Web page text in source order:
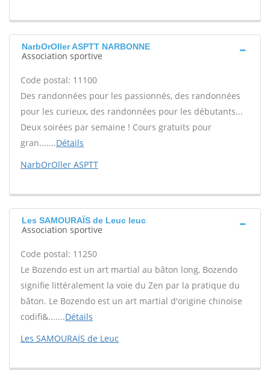
NarbOrOller ASPTT NARBONNE
Association sportive
Code postal: 11100
Des randonnées pour les passionnés, des randonnées
pour les curieux, des randonnées pour les débutants...
Deux soirées par semaine ! Cours gratuits pour
gran.......Détails
NarbOrOller ASPTT
Les SAMOURAÏS de Leuc leuc
Association sportive
Code postal: 11250
Le Bozendo est un art martial au bâton long, Bozendo
signifie littéralement la voie du Zen par la pratique du
bâton. Le Bozendo est un art martial d'origine chinoise
codifi&.......Détails
Les SAMOURAÏS de Leuc